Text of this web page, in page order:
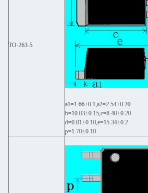
TO-263-5
a1=1.66±0.1,a2=2.54±0.20
b=10.03±0.15,c=8.40±0.20
d=0.81±0.10,e=15.34±0.2
p=1.70±0.10